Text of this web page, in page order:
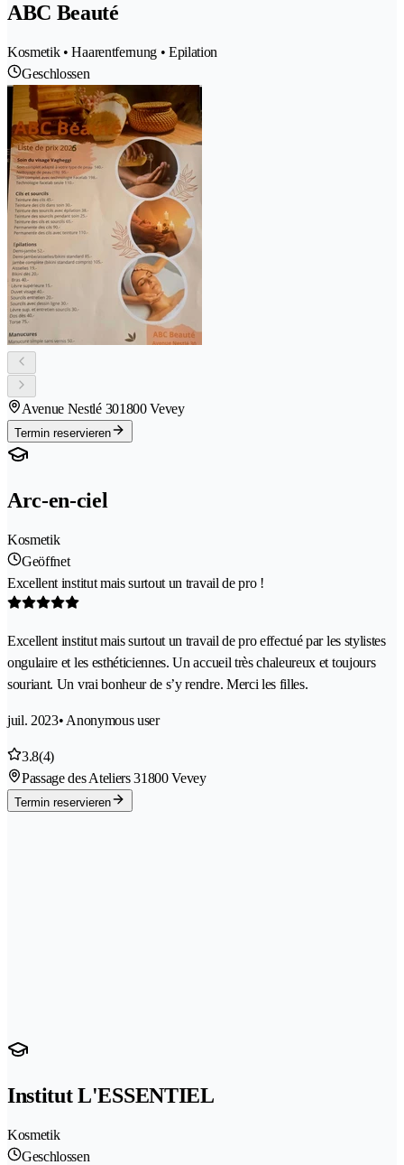
ABC Beauté
Kosmetik • Haarentfernung • Epilation
Geschlossen
Avenue Nestlé 301800 Vevey
Termin reservieren
Arc-en-ciel
Kosmetik
Geöffnet
Excellent institut mais surtout un travail de pro !
Excellent institut mais surtout un travail de pro effectué par les stylistes
ongulaire et les esthéticiennes. Un accueil très chaleureux et toujours
souriant. Un vrai bonheur de s’y rendre. Merci les filles.
juil. 2023• Anonymous user
3.8(4)
Passage des Ateliers 31800 Vevey
Termin reservieren
Institut L'ESSENTIEL
Kosmetik
Geschlossen